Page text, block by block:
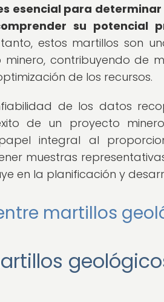
esencial para
su potencial
estos martillos son
contribuyendo de
de los recursos.
de los datos
de un proyecto
integral al
muestras
en la planificación y
martillos